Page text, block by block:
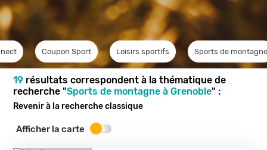
Coupon Sport Loisirs sportifs Sports de montagne
19 résultats correspondent à la thématique de
recherche "Sports de montagne à Grenoble" :
Revenir à la recherche classique
Afficher la carte